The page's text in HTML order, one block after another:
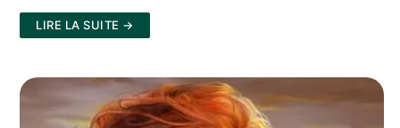
LIRE LA SUITE →